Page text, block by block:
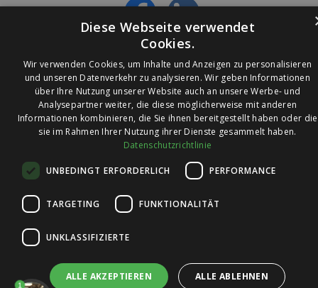
© 2026 Ledleuchtendiscounter.de
4,7
Bewertung von
auf
1
Diese Webseite verwendet
Cookies.
Wir verwenden Cookies, um Inhalte und Anzeigen zu personalisieren
und unseren Datenverkehr zu analysieren. Wir geben Informationen
über Ihre Nutzung unserer Website auch an unsere Werbe- und
Analysepartner weiter, die diese möglicherweise mit anderen
Informationen kombinieren, die Sie ihnen bereitgestellt haben oder die
sie im Rahmen Ihrer Nutzung ihrer Dienste gesammelt haben.
Datenschutzrichtlinie
UNBEDINGT ERFORDERLICH PERFORMANCE
TARGETING FUNKTIONALITÄT
UNKLASSIFIZIERTE
ALLE AKZEPTIEREN ALLE ABLEHNEN